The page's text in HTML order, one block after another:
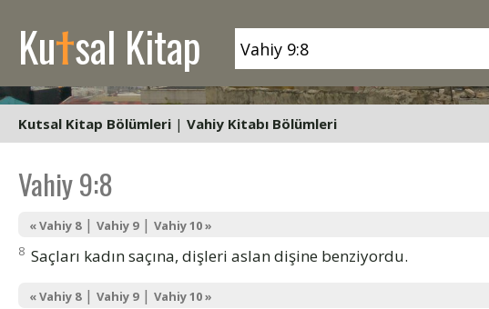
Kutsal Kitap
Kutsal Kitap Bölümleri | Vahiy Kitabı Bölümleri
Vahiy 9:8
« Vahiy 8| Vahiy 9| Vahiy 10 »
8 Saçları kadın saçına, dişleri aslan dişine benziyordu.
« Vahiy 8| Vahiy 9| Vahiy 10 »